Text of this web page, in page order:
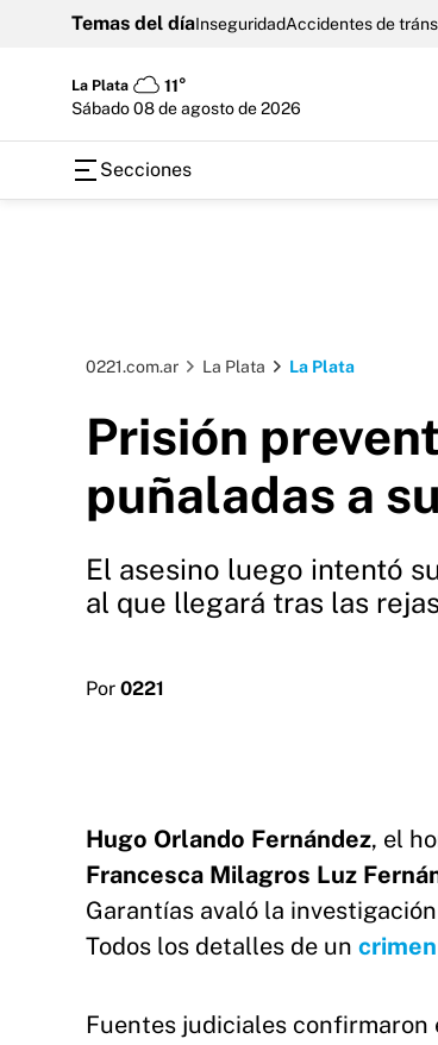
Temas del díaInseguridadAccidentes de
La Plata
11°
sábado 08 de agosto de 2026
Secciones
0221.com.ar La Plata La Plata
Prisión
puñaladas a
El asesino luego intentó
al que llegará tras las
Por 0221
Hugo Orlando Fernández, el
Francesca Milagros Luz
Garantías avaló la
Todos los detalles de un crimen
Fuentes judiciales confirmaron